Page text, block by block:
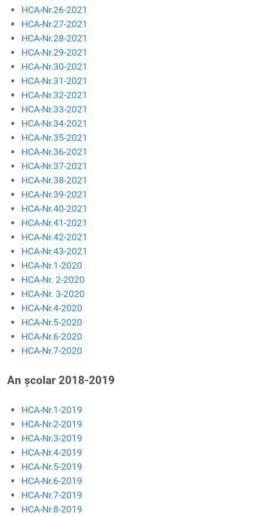
HCA-Nr.26-2021
HCA-Nr.27-2021
HCA-Nr.28-2021
HCA-Nr.29-2021
HCA-Nr.30-2021
HCA-Nr.31-2021
HCA-Nr.32-2021
HCA-Nr.33-2021
HCA-Nr.34-2021
HCA-Nr.35-2021
HCA-Nr.36-2021
HCA-Nr.37-2021
HCA-Nr.38-2021
HCA-Nr.39-2021
HCA-Nr.40-2021
HCA-Nr.41-2021
HCA-Nr.42-2021
HCA-Nr.43-2021
HCA-Nr.1-2020
HCA-Nr. 2-2020
HCA-Nr. 3-2020
HCA-Nr.4-2020
HCA-Nr.5-2020
HCA-Nr.6-2020
HCA-Nr.7-2020
An școlar 2018-2019
HCA-Nr.1-2019
HCA-Nr.2-2019
HCA-Nr.3-2019
HCA-Nr.4-2019
HCA-Nr.5-2019
HCA-Nr.6-2019
HCA-Nr.7-2019
HCA-Nr.8-2019